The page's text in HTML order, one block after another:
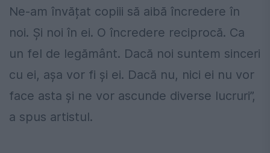
Ne-am învățat copiii să aibă încredere în
noi. Și noi în ei. O încredere reciprocă. Ca
un fel de legământ. Dacă noi suntem sinceri
cu ei, așa vor fi și ei. Dacă nu, nici ei nu vor
face asta și ne vor ascunde diverse lucruri”,
a spus artistul.